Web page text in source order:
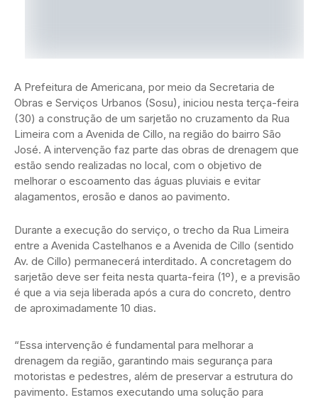
A Prefeitura de Americana, por meio da Secretaria de
Obras e Serviços Urbanos (Sosu), iniciou nesta terça-feira
(30) a construção de um sarjetão no cruzamento da Rua
Limeira com a Avenida de Cillo, na região do bairro São
José. A intervenção faz parte das obras de drenagem que
estão sendo realizadas no local, com o objetivo de
melhorar o escoamento das águas pluviais e evitar
alagamentos, erosão e danos ao pavimento.
Durante a execução do serviço, o trecho da Rua Limeira
entre a Avenida Castelhanos e a Avenida de Cillo (sentido
Av. de Cillo) permanecerá interditado. A concretagem do
sarjetão deve ser feita nesta quarta-feira (1º), e a previsão
é que a via seja liberada após a cura do concreto, dentro
de aproximadamente 10 dias.
“Essa intervenção é fundamental para melhorar a
drenagem da região, garantindo mais segurança para
motoristas e pedestres, além de preservar a estrutura do
pavimento. Estamos executando uma solução para